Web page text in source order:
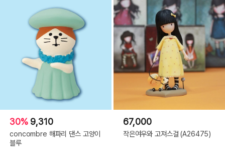
30% 9,310
concombre 해파리 댄스 고양이
블루
67,000
작은여우와 고져스걸 (A26475)